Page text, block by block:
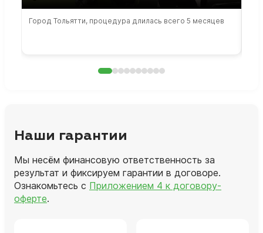
Город Тольятти, процедура длилась всего 5 месяцев
Наши гарантии
Мы несём финансовую ответственность за
результат и фиксируем гарантии в договоре.
Ознакомьтесь с Приложением 4 к договору-
оферте.